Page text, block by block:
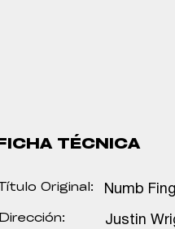
TÉCNICA
Original: Numb
Justin